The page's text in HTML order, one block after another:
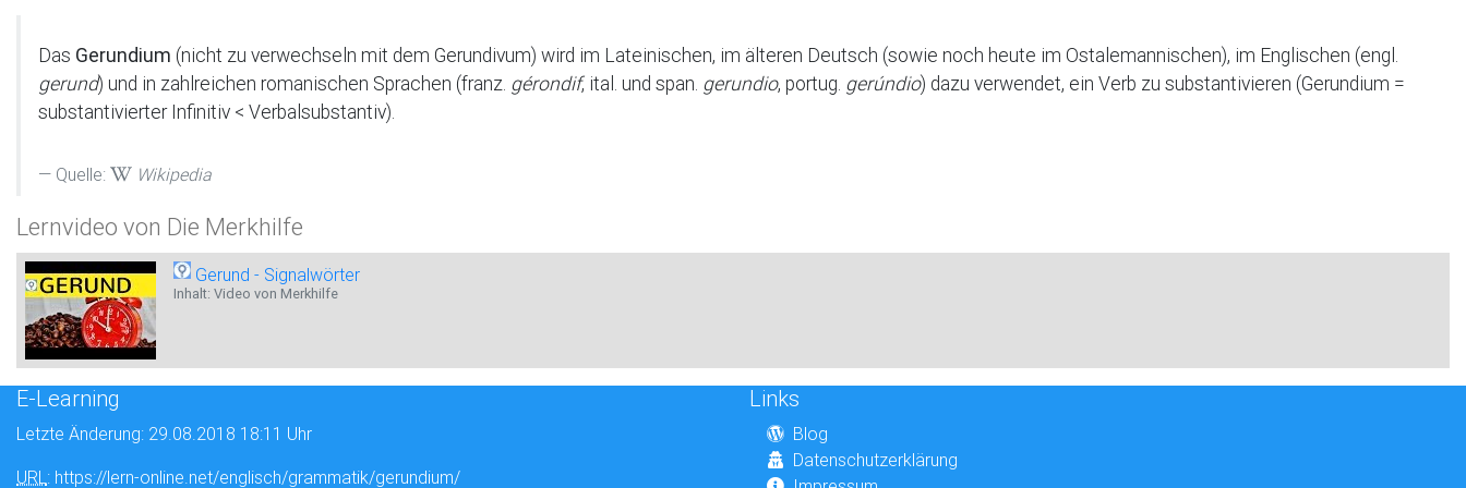
Das Gerundium (nicht zu verwechseln mit dem Gerundivum) wird im Lateinischen, im älteren Deutsch (sowie noch heute im Ostalemannischen), im Englischen (engl.
gerund) und in zahlreichen romanischen Sprachen (franz. gérondif, ital. und span. gerundio, portug. gerúndio) dazu verwendet, ein Verb zu substantivieren (Gerundium =
substantivierter Infinitiv < Verbalsubstantiv).
Quelle: Wikipedia
Lernvideo von Die Merkhilfe
Gerund - Signalwörter
Inhalt: Video von Merkhilfe
E-Learning
Letzte Änderung: 29.08.2018 18:11 Uhr
URL: https://lern-online.net/englisch/grammatik/gerundium/
Links
Blog
Datenschutzerklärung